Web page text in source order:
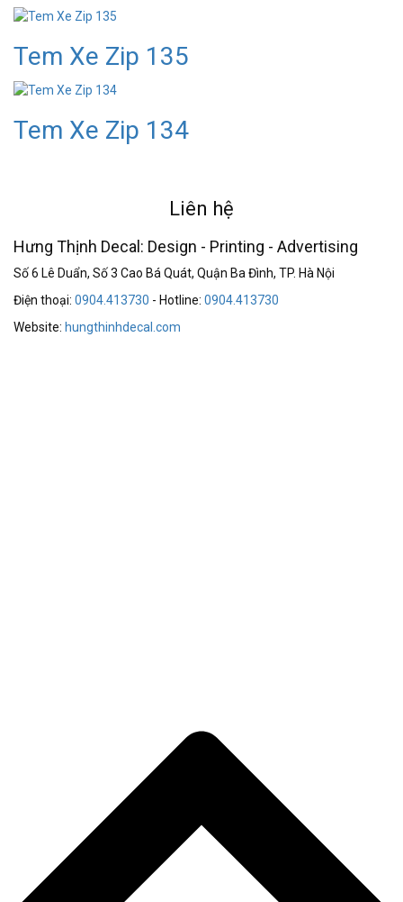
Tem Xe Zip 135
Tem Xe Zip 134
Liên hệ
Hưng Thịnh Decal: Design - Printing - Advertising
Số 6 Lê Duẩn, Số 3 Cao Bá Quát, Quận Ba Đình, TP. Hà Nội
Điện thoại: 0904.413730 - Hotline: 0904.413730
Website: hungthinhdecal.com